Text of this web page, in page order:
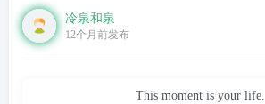
冷泉和泉
12个月前发布
This moment is your life.